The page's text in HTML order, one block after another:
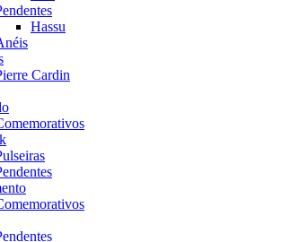
Hassu
Cardin